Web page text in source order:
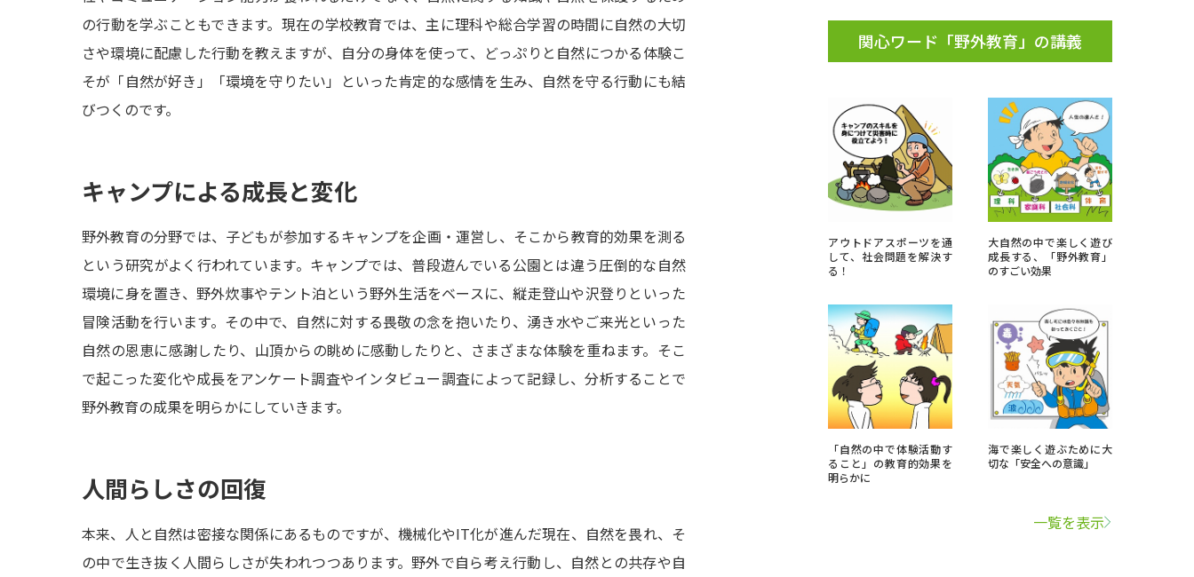
進路の３択
新学年スタート号特集ページ（高3生用）
新学年スタート号特集ページ（高2生用）
SELFBRAND特集ページ
実施プログラムから探す
受験準備 資料検索
志望校・出願校を調べる
先輩が入学を決めた理由
新生活お役立ちガイド
学問発見
の行動を学ぶこともできます。現在の学校教育では、主に理科や総合学習の時間に自然の大切
さや環境に配慮した行動を教えますが、自分の身体を使って、どっぷりと自然につかる体験こ
そが「自然が好き」「環境を守りたい」といった肯定的な感情を生み、自然を守る行動にも結
びつくのです。
キャンプによる成長と変化
野外教育の分野では、子どもが参加するキャンプを企画・運営し、そこから教育的効果を測る
という研究がよく行われています。キャンプでは、普段遊んでいる公園とは違う圧倒的な自然
環境に身を置き、野外炊事やテント泊という野外生活をベースに、縦走登山や沢登りといった
冒険活動を行います。その中で、自然に対する畏敬の念を抱いたり、湧き水やご来光といった
自然の恩恵に感謝したり、山頂からの眺めに感動したりと、さまざまな体験を重ねます。そこ
で起こった変化や成長をアンケート調査やインタビュー調査によって記録し、分析することで
野外教育の成果を明らかにしていきます。
人間らしさの回復
本来、人と自然は密接な関係にあるものですが、機械化やIT化が進んだ現在、自然を畏れ、そ
の中で生き抜く人間らしさが失われつつあります。野外で自ら考え行動し、自然との共存や自
関心ワード「野外教育」の講義
アウトドアスポーツを通
して、社会問題を解決す
る！
大自然の中で楽しく遊び
成長する、「野外教育」
のすごい効果
「自然の中で体験活動す
ること」の教育的効果を
明らかに
海で楽しく遊ぶために大
切な「安全への意識」
一覧を表示